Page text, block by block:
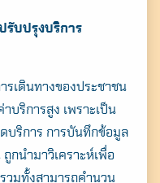
รับปรุงบริการ
รเดินทางของประชาชน
บริการสูง เพราะเป็น
บริการ การบันทึกข้อมูล
กนำมาวิเคราะห์เพื่อ
วมทั้งสามารถคำนวน